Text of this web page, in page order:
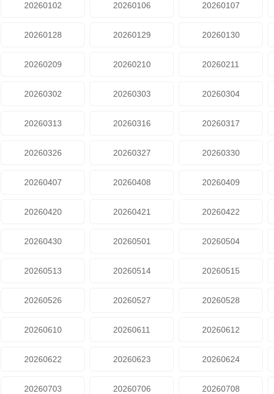
20260102 20260106 20260107
20260128 20260129 20260130
20260209 20260210 20260211
20260302 20260303 20260304
20260313 20260316 20260317
20260326 20260327 20260330
20260407 20260408 20260409
20260420 20260421 20260422
20260430 20260501 20260504
20260513 20260514 20260515
20260526 20260527 20260528
20260610 20260611 20260612
20260622 20260623 20260624
20260703 20260706 20260708